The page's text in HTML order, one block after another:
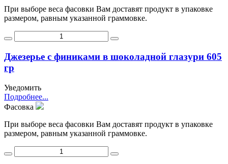
При выборе веса фасовки Вам доставят продукт в упаковке
размером, равным указанной граммовке.
Джезерье с финиками в шоколадной глазури 605
гр
Уведомить
Подробнее...
Фасовка
При выборе веса фасовки Вам доставят продукт в упаковке
размером, равным указанной граммовке.